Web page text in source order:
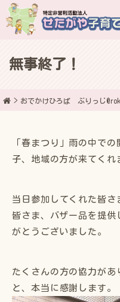
無事終了！
おでかけひろば ぶりっじ
「春まつり」雨の中で
子、地域の方が来てくれ
当日参加してくれた皆
皆さま、バザー品を提供
がとうございました。
たくさんの方の協力があ
と、本当に感謝します。